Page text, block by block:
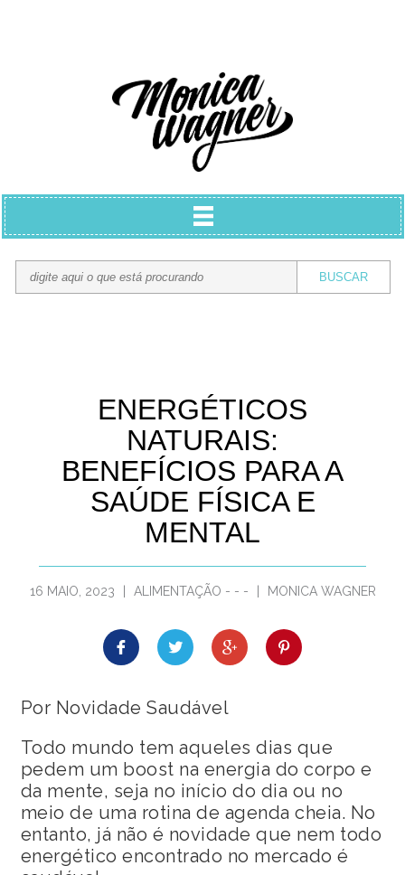
ENERGÉTICOS
NATURAIS:
BENEFÍCIOS PARA A
SAÚDE FÍSICA E
MENTAL
16 MAIO, 2023 ALIMENTAÇÃO - - - MONICA WAGNER
Por Novidade Saudável
Todo mundo tem aqueles dias que
pedem um boost na energia do corpo e
da mente, seja no início do dia ou no
meio de uma rotina de agenda cheia. No
entanto, já não é novidade que nem todo
energético encontrado no mercado é